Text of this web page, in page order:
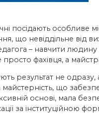
посідають особливе
що невіддільне від
– навчити
фахівця, а
результат не
що
основі, мала
за інституційною